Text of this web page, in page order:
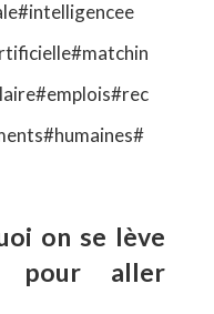
#intelligencee
#matchin
#emplois#rec
#humaines#
on se lève
pour aller